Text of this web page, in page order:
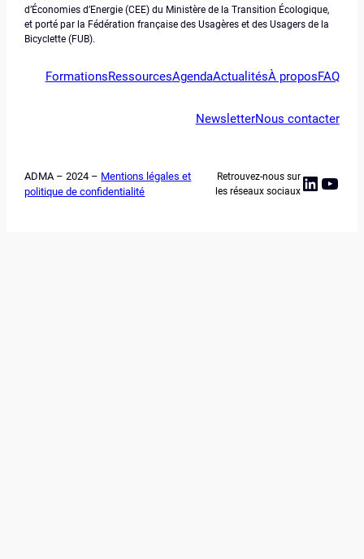
d’Économies d’Energie (CEE) du Ministère de la Transition Écologique,
et porté par la Fédération française des Usagères et des Usagers de la
Bicyclette (FUB).
FormationsRessourcesAgendaActualitésÀ proposFAQ
NewsletterNous contacter
ADMA – 2024 – Mentions légales et
politique de confidentialité
Retrouvez-nous sur
les réseaux sociaux